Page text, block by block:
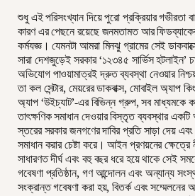
শুধু এই পরিসংখ্যান দিয়ে পুরো প্রক্রিয়ার গভীরতা
কারণ এর পেছনে রয়েছে জনমতামত আর
কর্মযজ্ঞ। যেমনটা আমরা মিনঝু গ্রামের সেই
সারা দেশজুড়েই সরকার ‘১২৩৪৫ সার্ভিস
অভিযোগ পাওয়ামাত্রই দ্রুত ব্যবস্থা নেওয়ার
তা কল সেন্টার, মেয়রের ডাকবাক্স, মোবাইল অ্যাপ
অ্যাপ ‘উইচ্যাট’-এর বিভিন্ন গ্রুপ, সব মাধ্যমকে
তাৎক্ষণিক সমাধান দেওয়ার বিস্তৃত ব্যবস্থার
স্তরের সরকার জনগণের দাবির প্রতি সাড়া দেয়
সমাধান করার চেষ্টা করে। আইন প্রণয়নের ক্ষেত্রে
সাধারণত দীর্ঘ এবং বহু বছর ধরে হয়ে থাকে সেই
গবেষণা প্রতিষ্ঠান, গণ আন্দোলন এবং অন্যান্য
সংক্রান্ত গবেষণা করা হয়, বিতর্ক এবং